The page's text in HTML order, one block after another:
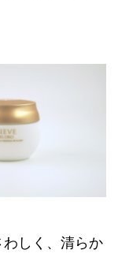
しく、清らか